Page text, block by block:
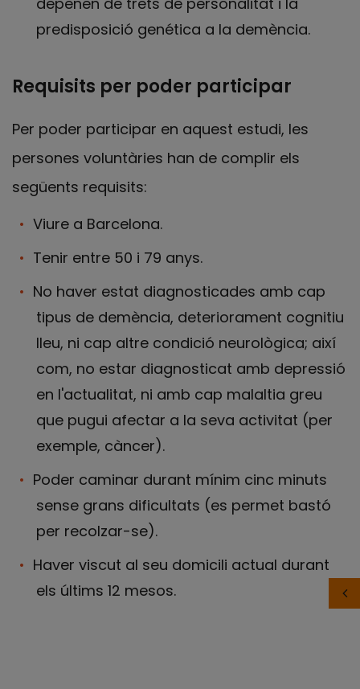
predisposició genética a la demència.
Requisits per poder participar
Per poder participar en aquest estudi, les
persones voluntàries han de complir els
següents requisits:
Viure a Barcelona.
Tenir entre 50 i 79 anys.
No haver estat diagnosticades amb cap
tipus de demència, deteriorament cognitiu
lleu, ni cap altre condició neurològica; així
com, no estar diagnosticat amb depressió
en l'actualitat, ni amb cap malaltia greu
que pugui afectar a la seva activitat (per
exemple, càncer).
Poder caminar durant mínim cinc minuts
sense grans dificultats (es permet bastó
per recolzar-se).
Haver viscut al seu domicili actual durant
els últims 12 mesos.